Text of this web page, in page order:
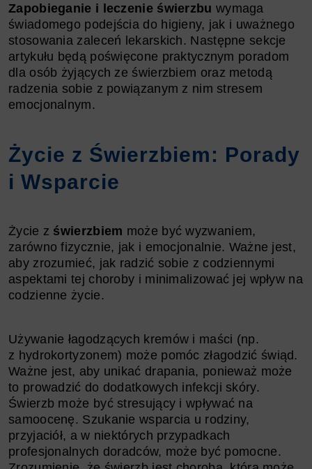
Zapobieganie i leczenie świerzbu wymaga
świadomego podejścia do higieny, jak i uważnego
stosowania zaleceń lekarskich. Następne sekcje
artykułu będą poświęcone praktycznym poradom
dla osób żyjących ze świerzbiem oraz metodą
radzenia sobie z powiązanym z nim stresem
emocjonalnym.
Życie z Świerzbiem: Porady
i Wsparcie
Życie z świerzbiem może być wyzwaniem,
zarówno fizycznie, jak i emocjonalnie. Ważne jest,
aby zrozumieć, jak radzić sobie z codziennymi
aspektami tej choroby i minimalizować jej wpływ na
codzienne życie.
Używanie łagodzących kremów i maści (np.
z hydrokortyzonem) może pomóc złagodzić świąd.
Ważne jest, aby unikać drapania, ponieważ może
to prowadzić do dodatkowych infekcji skóry.
Świerzb może być stresujący i wpływać na
samoocenę. Szukanie wsparcia u rodziny,
przyjaciół, a w niektórych przypadkach
profesjonalnych doradców, może być pomocne.